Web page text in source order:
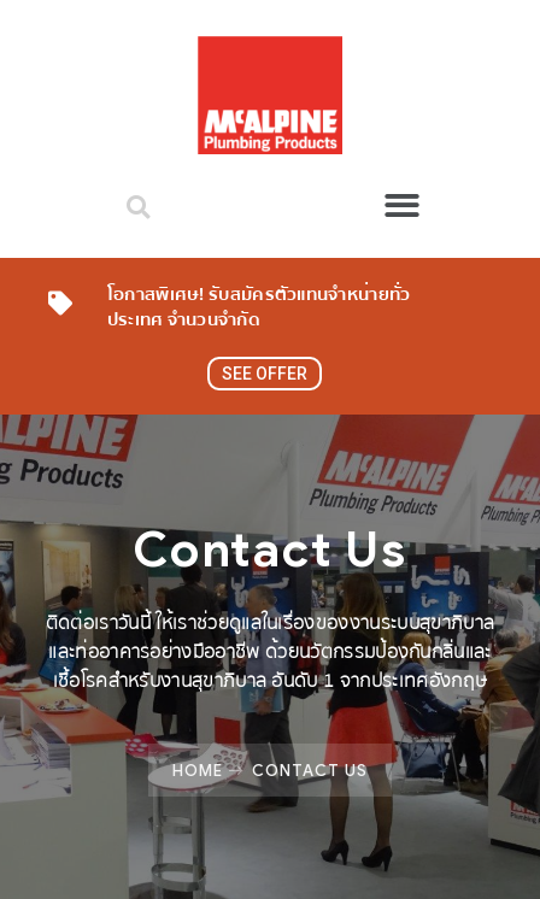
โอกาสพิเศษ! รับสมัครตัวแทนจำหน่ายทั่ว
ประเทศ จำนวนจำกัด
SEE OFFER
Contact Us
ติดต่อเราวันนี้ ให้เราช่วยดูแลในเรื่องของงานระบบสุขาภิบาล
และท่ออาคารอย่างมืออาชีพ ด้วยนวัตกรรมป้องกันกลิ่นและ
เชื้อโรคสำหรับงานสุขาภิบาล อันดับ 1 จากประเทศอังกฤษ
HOME CONTACT US